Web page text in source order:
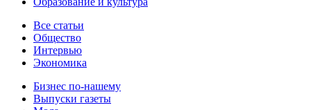
Статьи
Все статьи
Общество
Интервью
Экономика
Разное
Бизнес по-нашему
Выпуски газеты